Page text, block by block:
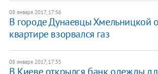
08 января 2017, 17:56
В городе Дунаевцы Хмельницкой
квартире взорвался газ
08 января 2017, 17:35
В Киеве открылся банк одежды